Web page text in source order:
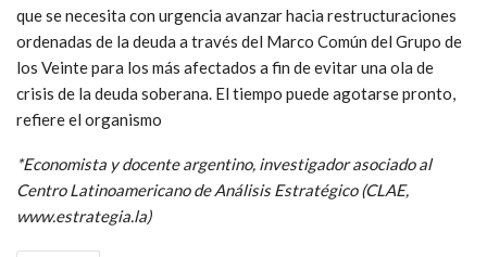
que se necesita con urgencia avanzar hacia restructuraciones
ordenadas de la deuda a través del Marco Común del Grupo de
los Veinte para los más afectados a fin de evitar una ola de
crisis de la deuda soberana. El tiempo puede agotarse pronto,
refiere el organismo
*Economista y docente argentino, investigador asociado al
Centro Latinoamericano de Análisis Estratégico (CLAE,
www.estrategia.la)